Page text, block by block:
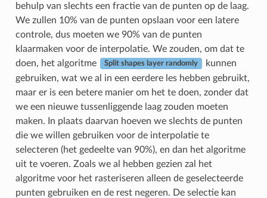
behulp van slechts een fractie van de punten op de laag.
We zullen 10% van de punten opslaan voor een latere
controle, dus moeten we 90% van de punten
klaarmaken voor de interpolatie. We zouden, om dat te
doen, het algoritme
Split shapes layer randomly
kunnen
gebruiken, wat we al in een eerdere les hebben gebruikt,
maar er is een betere manier om het te doen, zonder dat
we een nieuwe tussenliggende laag zouden moeten
maken. In plaats daarvan hoeven we slechts de punten
die we willen gebruiken voor de interpolatie te
selecteren (het gedeelte van 90%), en dan het algoritme
uit te voeren. Zoals we al hebben gezien zal het
algoritme voor het rasteriseren alleen de geselecteerde
punten gebruiken en de rest negeren. De selectie kan